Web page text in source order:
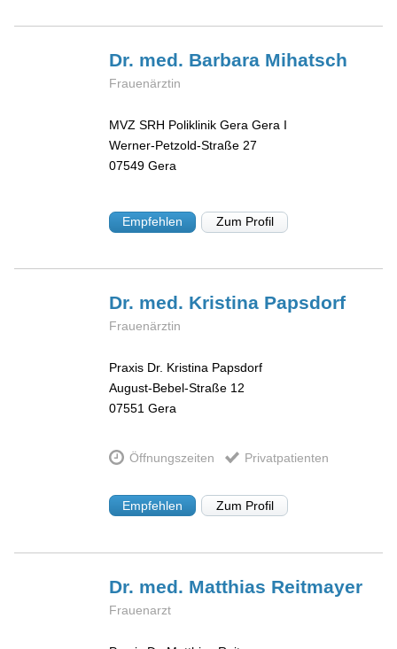
Dr. med. Barbara Mihatsch
Frauenärztin
MVZ SRH Poliklinik Gera Gera I
Werner-Petzold-Straße 27
07549 Gera
Empfehlen Zum Profil
Dr. med. Kristina Papsdorf
Frauenärztin
Praxis Dr. Kristina Papsdorf
August-Bebel-Straße 12
07551 Gera
Öffnungszeiten Privatpatienten
Empfehlen Zum Profil
Dr. med. Matthias Reitmayer
Frauenarzt